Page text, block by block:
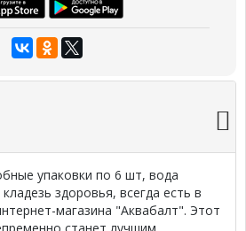
упаковки по 6 шт, вода
здоровья, всегда есть в
магазина "Аквабалт". Этот